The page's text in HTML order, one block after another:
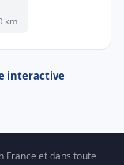
km
interactive
France et dans toute